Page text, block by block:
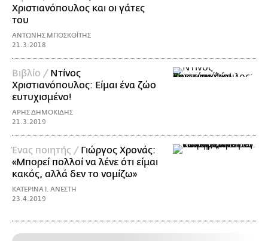
Χριστιανόπουλος και οι γάτες
του
ΑΝΤΩΝΗΣ ΜΠΟΣΚΟΪ́ΤΗΣ
21.3.2018
Βιβλίο / Ντίνος
Χριστιανόπουλος: Είμαι ένα ζώο
ευτυχισμένο!
ΑΡΗΣ ΔΗΜΟΚΙΔΗΣ
21.3.2019
Ένας ποιητής / Γιώργος Χρονάς:
«Μπορεί πολλοί να λένε ότι είμαι
κακός, αλλά δεν το νομίζω»
ΚΑΤΕΡΙΝΑ Ι. ΑΝΕΣΤΗ
23.4.2019